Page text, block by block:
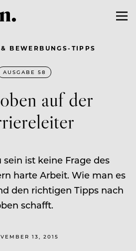
BEWERBUNGS-TIPPS
AUSGABE 58
auf der
sein ist keine Frage des
harte Arbeit. Wie man es
den richtigen Tipps nach
schafft.
13, 2015